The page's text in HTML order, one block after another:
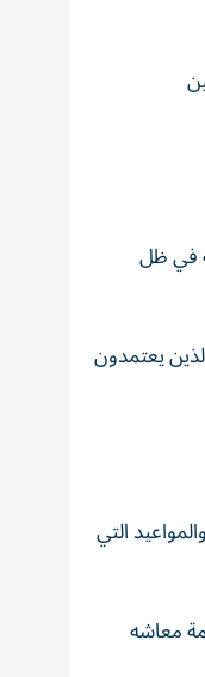
في ظل
يعتمدون
من معاش شهر يوليو 2026، وفق الجداول والمواعيد التي
معاشه